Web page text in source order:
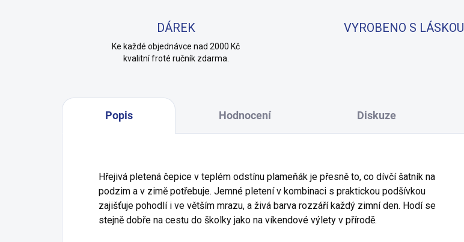
DÁREK
Ke každé objednávce nad 2000 Kč
kvalitní froté ručník zdarma.
VYROBENO S LÁSKOU
Popis Hodnocení Diskuze
Hřejivá pletená čepice v teplém odstínu plameňák je přesně to, co dívčí šatník na
podzim a v zimě potřebuje. Jemné pletení v kombinaci s praktickou podšívkou
zajišťuje pohodlí i ve větším mrazu, a živá barva rozzáří každý zimní den. Hodí se
stejně dobře na cestu do školky jako na víkendové výlety v přírodě.